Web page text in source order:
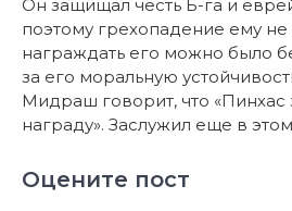
Он защищал честь Б-га и
поэтому грехопадение ему не
награждать его можно было
за его моральную
Мидраш говорит, что «Пинхас
награду». Заслужил еще в
Оцените пост